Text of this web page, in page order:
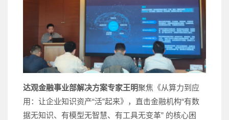
达观金融事业部解决方案专家王明聚焦《从算力到应
用：让企业知识资产“活”起来》，直击金融机构“有数
据无知识、有模型无智慧、有工具无变革” 的核心困